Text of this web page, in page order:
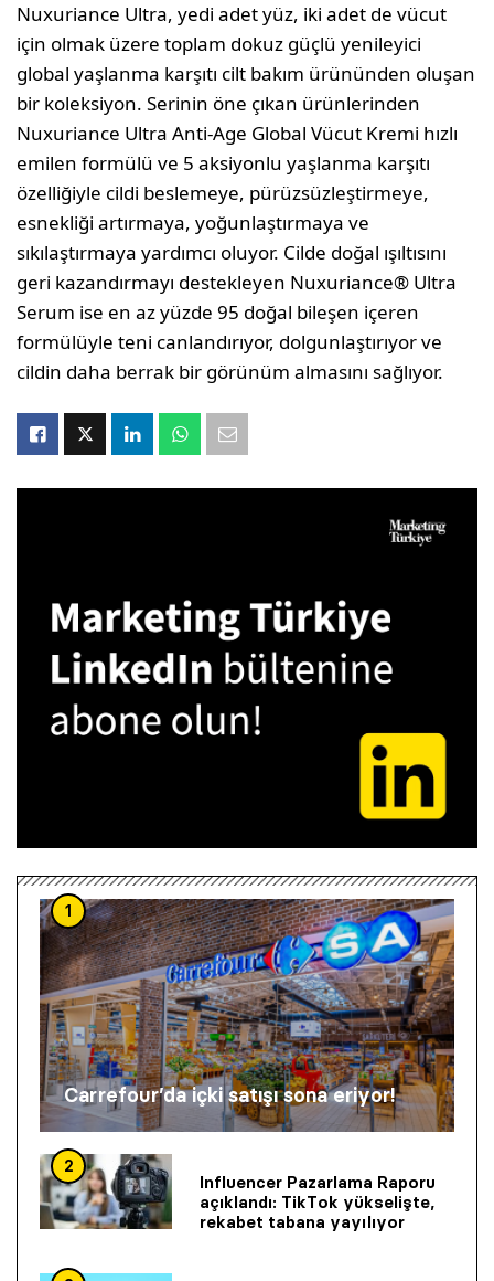
Nuxuriance Ultra, yedi adet yüz, iki adet de vücut
için olmak üzere toplam dokuz güçlü yenileyici
global yaşlanma karşıtı cilt bakım ürününden oluşan
bir koleksiyon. Serinin öne çıkan ürünlerinden
Nuxuriance Ultra Anti-Age Global Vücut Kremi hızlı
emilen formülü ve 5 aksiyonlu yaşlanma karşıtı
özelliğiyle cildi beslemeye, pürüzsüzleştirmeye,
esnekliği artırmaya, yoğunlaştırmaya ve
sıkılaştırmaya yardımcı oluyor. Cilde doğal ışıltısını
geri kazandırmayı destekleyen Nuxuriance® Ultra
Serum ise en az yüzde 95 doğal bileşen içeren
formülüyle teni canlandırıyor, dolgunlaştırıyor ve
cildin daha berrak bir görünüm almasını sağlıyor.
1
Carrefour’da içki satışı sona eriyor!
2
Influencer Pazarlama Raporu
açıklandı: TikTok yükselişte,
rekabet tabana yayılıyor